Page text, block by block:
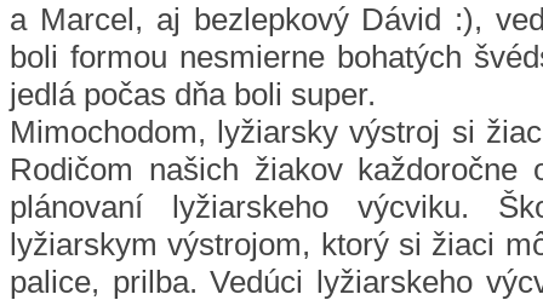
a Marcel, aj bezlepkový Dávid :),
boli formou nesmierne bohatých
jedlá počas dňa boli super.
Mimochodom, lyžiarsky výstroj si
Rodičom našich žiakov každoročne
plánovaní lyžiarskeho výcviku.
lyžiarskym výstrojom, ktorý si žiaci
palice, prilba. Vedúci lyžiarskeho